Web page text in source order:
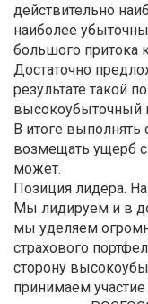
действительно
наиболее
большого притока
Достаточно
результате такой
высокоубыточный
В итоге
возмещать ущерб
может.
Позиция лидера.
Мы лидируем и в
мы уделяем
страхового
сторону
принимаем